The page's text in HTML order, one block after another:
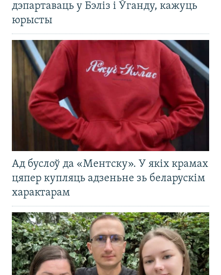
дэпартаваць у Бэліз і Ўганду, кажуць
юрысты
Ад буслоў да «Ментску». У якіх крамах
цяпер купляць адзеньне зь беларускім
характарам